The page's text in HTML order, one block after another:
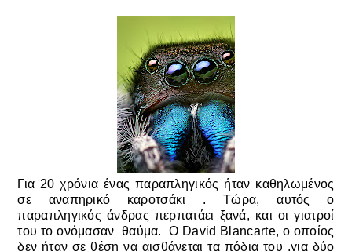
Για 20 χρόνια ένας παραπληγικός ήταν καθηλωμένος
σε αναπηρικό καροτσάκι .
Τώρα, αυτός ο
παραπληγικός άνδρας περπατάει ξανά, και οι γιατροί
του το ονόμασαν θαύμα.
Ο David Blancarte, ο οποίος
δεν ήταν σε θέση να αισθάνεται τα πόδια του ,για δύο